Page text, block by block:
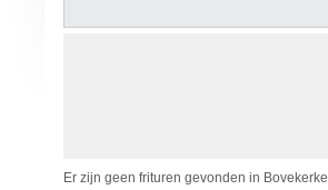
Er zijn geen frituren gevonden in Bovekerke